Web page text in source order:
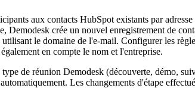
aux contacts HubSpot existants par
Demodesk crée un nouvel enregistrement de
le domaine de l'e-mail. Configurer les
en compte le nom et l'entreprise.
de réunion Demodesk (découverte, démo,
Les changements d'étape